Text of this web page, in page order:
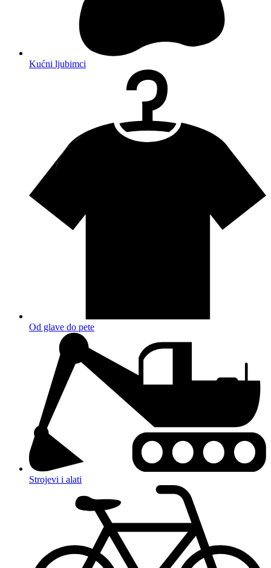
Kućni ljubimci
Od glave do pete
Strojevi i alati